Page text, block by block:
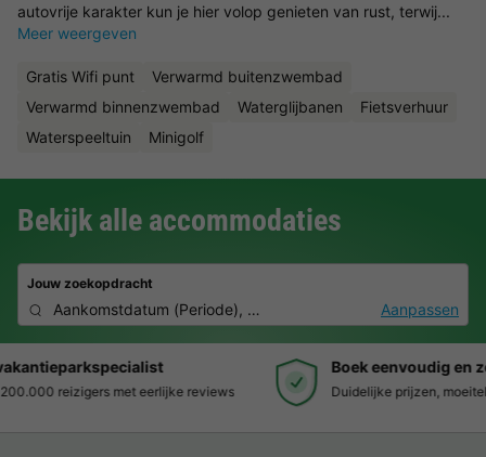
autovrije karakter kun je hier volop genieten van rust, terwij...
Meer weergeven
Gratis Wifi punt
Verwarmd buitenzwembad
Verwarmd binnenzwembad
Waterglijbanen
Fietsverhuur
Waterspeeltuin
Minigolf
Bekijk alle accommodaties
Jouw zoekopdracht
Aankomstdatum (Periode), 2 deelnemers, 0 huisdierAanpassen
Boek eenvoudig en zonder stress
Duidelijke prijzen, moeiteloos boeken en veilige betaalomgeving